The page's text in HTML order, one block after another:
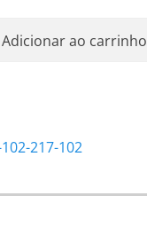
Adicionar ao carrinho
217-102